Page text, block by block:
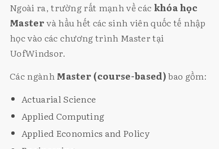
Ngoài ra, trường rất mạnh về các khóa học
Mastervà hầu hết các sinh viên quốc tế nhập
học vào các chương trình Master tại
UofWindsor.
Các ngànhMaster (course-based)bao gồm:
Actuarial Science
Applied Computing
Applied Economics and Policy